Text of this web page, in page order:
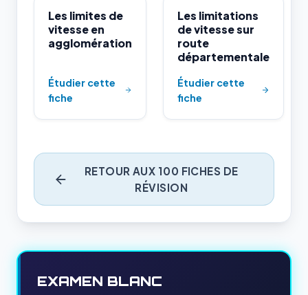
Les limites de
vitesse en
agglomération
Étudier cette
fiche
Les limitations
de vitesse sur
route
départementale
Étudier cette
fiche
RETOUR AUX 100 FICHES DE
RÉVISION
EXAMEN BLANC